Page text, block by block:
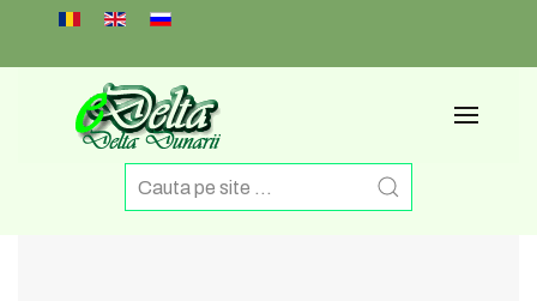
Select your language